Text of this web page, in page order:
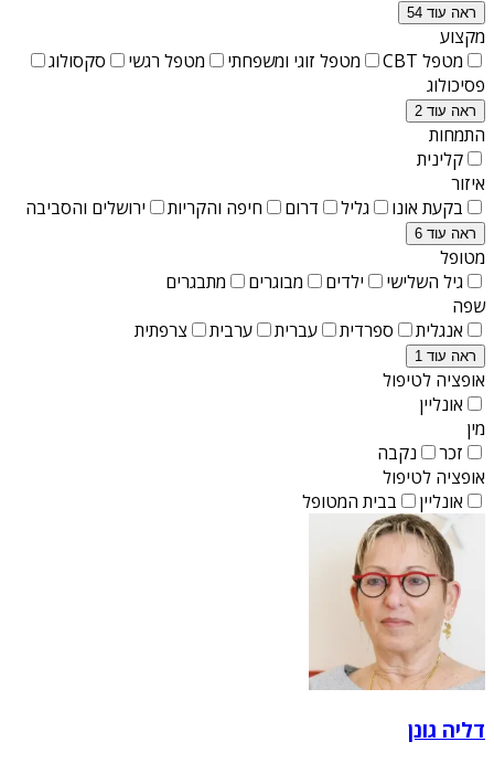
ראה עוד 54
מקצוע
מטפל CBT
מטפל זוגי ומשפחתי מטפל רגשי
סקסולוג
פסיכולוג
ראה עוד 2
התמחות
קלינית
איזור
בקעת אונו
גליל דרום חיפה והקריות ירושלים והסביבה
ראה עוד 6
מטופל
גיל השלישי
ילדים מבוגרים
מתבגרים
שפה
אנגלית
ספרדית עברית ערבית צרפתית
ראה עוד 1
אופציה לטיפול
אונליין
מין
זכר
נקבה
אופציה לטיפול
אונליין
בבית המטופל
דליה גונן